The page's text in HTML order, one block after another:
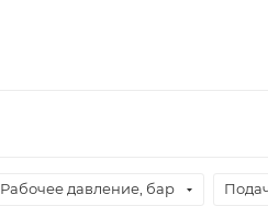
Рабочее давление, бар